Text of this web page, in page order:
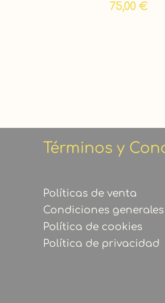
75,00 €
Términos y
Políticas de venta
Condiciones generales
Política de cookies
Política de privacidad